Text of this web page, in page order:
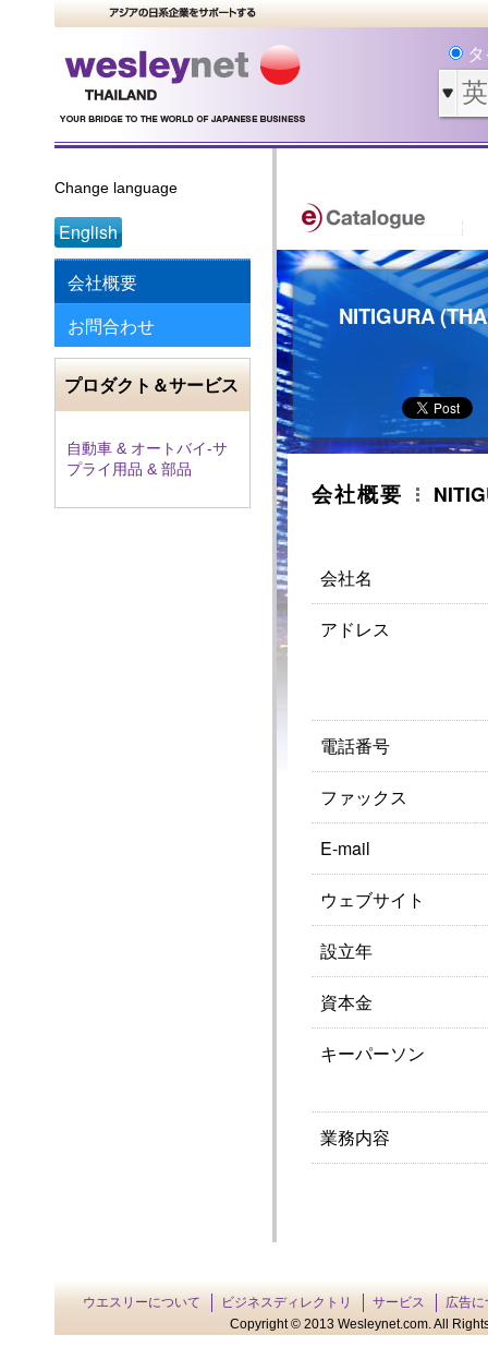
Change language
English
会社概要
お問合わせ
プロダクト＆サービス
自動車 & オートバイ‐サ
プライ用品 & 部品
NITIGURA
会社概要
会社名
アドレス
電話番号
ファックス
E-mail
ウェブサイト
設立年
資本金
キーパーソン
業務内容
ウエスリーについて ビジネスディレクトリ サービス
広告に
Copyright © 2013 Wesleynet.com. All